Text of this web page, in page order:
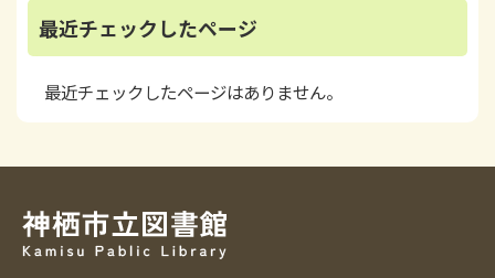
最近チェックしたページ
最近チェックしたページはありません。